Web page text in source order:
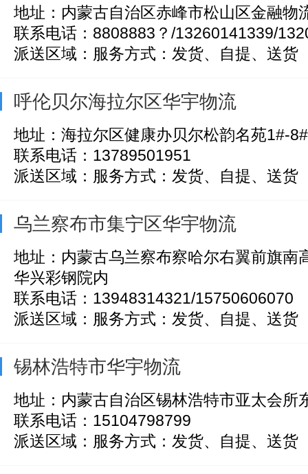
地址：内蒙古自治区赤峰市松山区金融物
联系电话：8808883？/13260141339/
派送区域：服务方式：发货、自提、送货
呼伦贝尔海拉尔区华宇物流
地址：海拉尔区健康办贝尔松韵名苑1#-
联系电话：13789501951
派送区域：服务方式：发货、自提、送货
乌兰察布市集宁区华宇物流
地址：内蒙古乌兰察布察哈尔右翼前旗南
华兴彩钢院内
联系电话：13948314321/15750606070
派送区域：服务方式：发货、自提、送货
锡林浩特市华宇物流
地址：内蒙古自治区锡林浩特市亚太会所
联系电话：15104798799
派送区域：服务方式：发货、自提、送货